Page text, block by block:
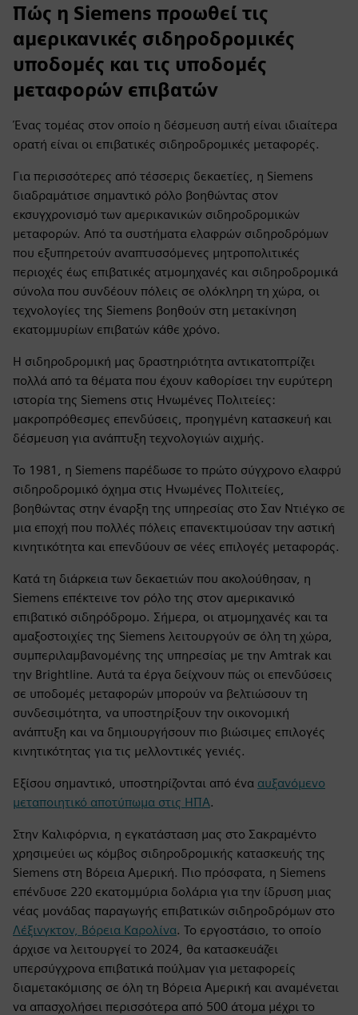
Πώς η Siemens προωθεί τις
αμερικανικές σιδηροδρομικές
υποδομές και τις υποδομές
μεταφορών επιβατών
Ένας τομέας στον οποίο η δέσμευση αυτή είναι ιδιαίτερα
ορατή είναι οι επιβατικές σιδηροδρομικές μεταφορές.
Για περισσότερες από τέσσερις δεκαετίες, η Siemens
διαδραμάτισε σημαντικό ρόλο βοηθώντας στον
εκσυγχρονισμό των αμερικανικών σιδηροδρομικών
μεταφορών. Από τα συστήματα ελαφρών σιδηροδρόμων
που εξυπηρετούν αναπτυσσόμενες μητροπολιτικές
περιοχές έως επιβατικές ατμομηχανές και σιδηροδρομικά
σύνολα που συνδέουν πόλεις σε ολόκληρη τη χώρα, οι
τεχνολογίες της Siemens βοηθούν στη μετακίνηση
εκατομμυρίων επιβατών κάθε χρόνο.
Η σιδηροδρομική μας δραστηριότητα αντικατοπτρίζει
πολλά από τα θέματα που έχουν καθορίσει την ευρύτερη
ιστορία της Siemens στις Ηνωμένες Πολιτείες:
μακροπρόθεσμες επενδύσεις, προηγμένη κατασκευή και
δέσμευση για ανάπτυξη τεχνολογιών αιχμής.
Το 1981, η Siemens παρέδωσε το πρώτο σύγχρονο ελαφρύ
σιδηροδρομικό όχημα στις Ηνωμένες Πολιτείες,
βοηθώντας στην έναρξη της υπηρεσίας στο Σαν Ντιέγκο σε
μια εποχή που πολλές πόλεις επανεκτιμούσαν την αστική
κινητικότητα και επενδύουν σε νέες επιλογές μεταφοράς.
Κατά τη διάρκεια των δεκαετιών που ακολούθησαν, η
Siemens επέκτεινε τον ρόλο της στον αμερικανικό
επιβατικό σιδηρόδρομο. Σήμερα, οι ατμομηχανές και τα
αμαξοστοιχίες της Siemens λειτουργούν σε όλη τη χώρα,
συμπεριλαμβανομένης της υπηρεσίας με την Amtrak και
την Brightline. Αυτά τα έργα δείχνουν πώς οι επενδύσεις
σε υποδομές μεταφορών μπορούν να βελτιώσουν τη
συνδεσιμότητα, να υποστηρίξουν την οικονομική
ανάπτυξη και να δημιουργήσουν πιο βιώσιμες επιλογές
κινητικότητας για τις μελλοντικές γενιές.
Εξίσου σημαντικό, υποστηρίζονται από ένα αυξανόμενο
μεταποιητικό αποτύπωμα στις ΗΠΑ.
Στην Καλιφόρνια, η εγκατάσταση μας στο Σακραμέντο
χρησιμεύει ως κόμβος σιδηροδρομικής κατασκευής της
Siemens στη Βόρεια Αμερική. Πιο πρόσφατα, η Siemens
επένδυσε 220 εκατομμύρια δολάρια για την ίδρυση μιας
νέας μονάδας παραγωγής επιβατικών σιδηροδρόμων στο
Λέξινγκτον, Βόρεια Καρολίνα. Το εργοστάσιο, το οποίο
άρχισε να λειτουργεί το 2024, θα κατασκευάζει
υπερσύγχρονα επιβατικά πούλμαν για μεταφορείς
διαμετακόμισης σε όλη τη Βόρεια Αμερική και αναμένεται
να απασχολήσει περισσότερα από 500 άτομα μέχρι το